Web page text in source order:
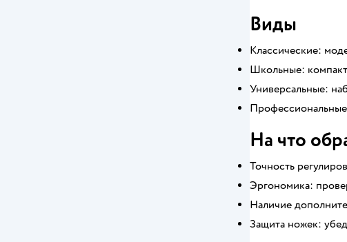
Виды
Классические:
Школьные:
Универсальные:
На что
Точность
Эргономика:
Наличие
Защита ножек: